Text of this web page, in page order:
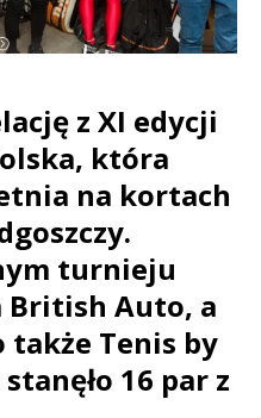
z XI edycji
która
na kortach
turnieju
British Auto, a
także Tenis by
16 par z